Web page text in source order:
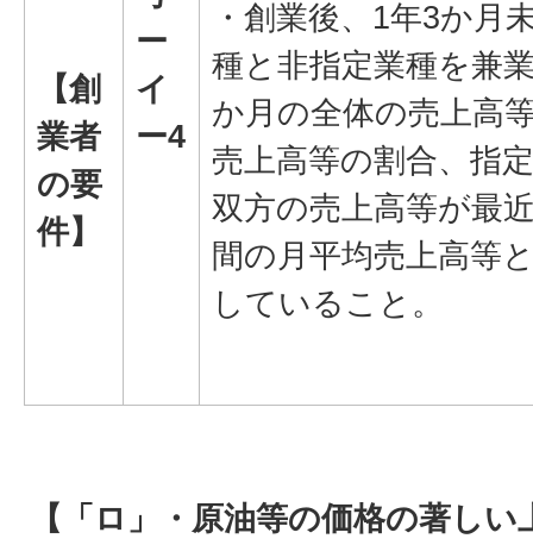
【創
業者
の要
件】
ー
イ
ー4
・創業後、1年3か月
種と非指定業種を兼
か月の全体の売上高
売上高等の割合、指
双方の売上高等が最
間の月平均売上高等
していること。
【 「ロ」・ 原油等の価格の著しい